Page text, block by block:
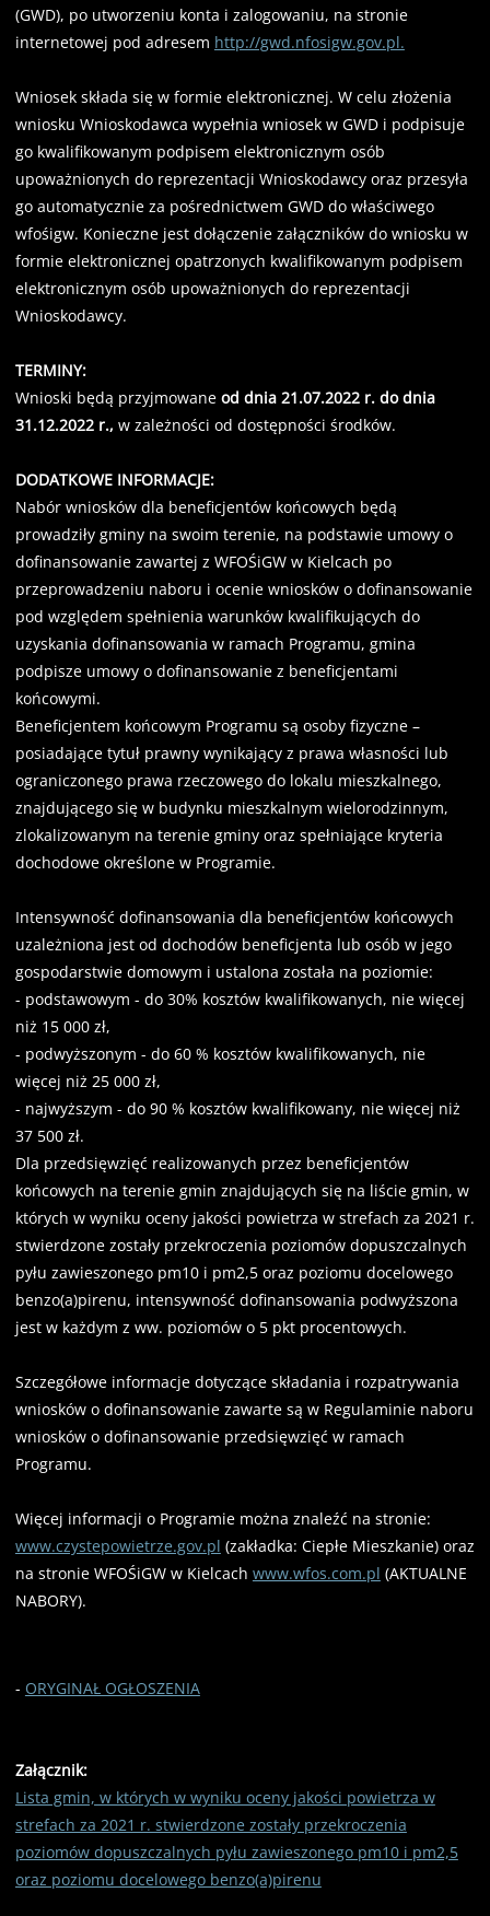
(GWD), po utworzeniu konta i zalogowaniu, na stronie
internetowej pod adresem http://gwd.nfosigw.gov.pl.
Wniosek składa się w formie elektronicznej. W celu złożenia
wniosku Wnioskodawca wypełnia wniosek w GWD i podpisuje
go kwalifikowanym podpisem elektronicznym osób
upoważnionych do reprezentacji Wnioskodawcy oraz przesyła
go automatycznie za pośrednictwem GWD do właściwego
wfośigw. Konieczne jest dołączenie załączników do wniosku w
formie elektronicznej opatrzonych kwalifikowanym podpisem
elektronicznym osób upoważnionych do reprezentacji
Wnioskodawcy.
TERMINY:
Wnioski będą przyjmowane od dnia 21.07.2022 r. do dnia
31.12.2022 r., w zależności od dostępności środków.
DODATKOWE INFORMACJE:
Nabór wniosków dla beneficjentów końcowych będą
prowadziły gminy na swoim terenie, na podstawie umowy o
dofinansowanie zawartej z WFOŚiGW w Kielcach po
przeprowadzeniu naboru i ocenie wniosków o dofinansowanie
pod względem spełnienia warunków kwalifikujących do
uzyskania dofinansowania w ramach Programu, gmina
podpisze umowy o dofinansowanie z beneficjentami
końcowymi.
Beneficjentem końcowym Programu są osoby fizyczne –
posiadające tytuł prawny wynikający z prawa własności lub
ograniczonego prawa rzeczowego do lokalu mieszkalnego,
znajdującego się w budynku mieszkalnym wielorodzinnym,
zlokalizowanym na terenie gminy oraz spełniające kryteria
dochodowe określone w Programie.
Intensywność dofinansowania dla beneficjentów końcowych
uzależniona jest od dochodów beneficjenta lub osób w jego
gospodarstwie domowym i ustalona została na poziomie:
- podstawowym - do 30% kosztów kwalifikowanych, nie więcej
niż 15 000 zł,
- podwyższonym - do 60 % kosztów kwalifikowanych, nie
więcej niż 25 000 zł,
- najwyższym - do 90 % kosztów kwalifikowany, nie więcej niż
37 500 zł.
Dla przedsięwzięć realizowanych przez beneficjentów
końcowych na terenie gmin znajdujących się na liście gmin, w
których w wyniku oceny jakości powietrza w strefach za 2021 r.
stwierdzone zostały przekroczenia poziomów dopuszczalnych
pyłu zawieszonego pm10 i pm2,5 oraz poziomu docelowego
benzo(a)pirenu, intensywność dofinansowania podwyższona
jest w każdym z ww. poziomów o 5 pkt procentowych.
Szczegółowe informacje dotyczące składania i rozpatrywania
wniosków o dofinansowanie zawarte są w Regulaminie naboru
wniosków o dofinansowanie przedsięwzięć w ramach
Programu.
Więcej informacji o Programie można znaleźć na stronie:
www.czystepowietrze.gov.pl (zakładka: Ciepłe Mieszkanie) oraz
na stronie WFOŚiGW w Kielcach www.wfos.com.pl (AKTUALNE
NABORY).
- ORYGINAŁ OGŁOSZENIA
Załącznik:
Lista gmin, w których w wyniku oceny jakości powietrza w
strefach za 2021 r. stwierdzone zostały przekroczenia
poziomów dopuszczalnych pyłu zawieszonego pm10 i pm2,5
oraz poziomu docelowego benzo(a)pirenu